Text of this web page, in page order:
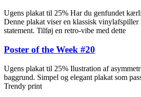
Ugens plakat til 25% Har du genfundet
Denne plakat viser en klassisk vinylafspiller
statement. Tilføj en retro-vibe med dette
Poster of the Week #20
Ugens plakat til 25% Ilustration af
baggrund. Simpel og elegant plakat som
Trendy print